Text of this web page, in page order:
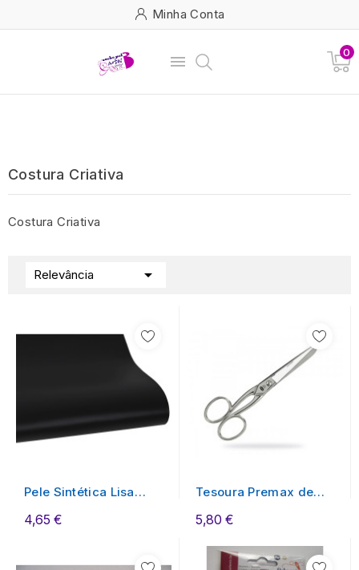
Minha Conta
 0
Costura Criativa
Costura Criativa
Relevância 
Pele Sintética Lisa
4,65 €
Tesoura Premax de
5,80 €